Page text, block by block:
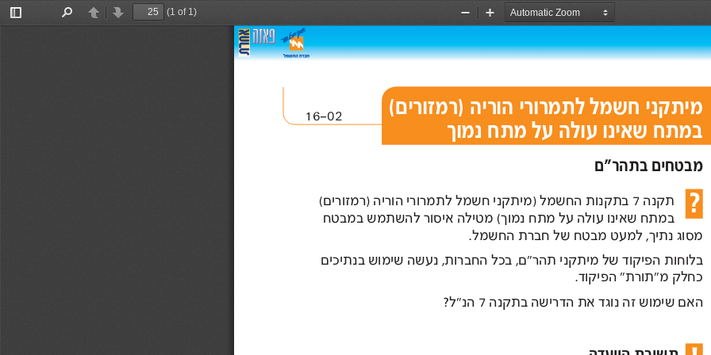
Toggle
PreviousNext
(1 of 1)
Zoom
Zoom
מיתקני חשמל לתמרורי הוריה )רמזורים(
במתח שאינו עולה על מתח נמוך
16-02
מבטחים בתהר"ם
7 בתקנות החשמל )מיתקני חשמל לתמרורי הוריה )רמזורים(
תקנה
במתח שאינו עולה על מתח נמוך( מטילה איסור להשתמש במבטח
מסוג נתיך, למעט מבטח של חברת החשמל.
בלוחות הפיקוד של מיתקני תהר"ם, בכל החברות, נעשה שימוש בנתיכים
כחלק מ"תורת" הפיקוד.
7 הנ"ל?
האם שימוש זה נוגד את הדרישה בתקנה